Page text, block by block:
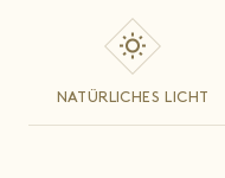
NATÜRLICHES LICHT